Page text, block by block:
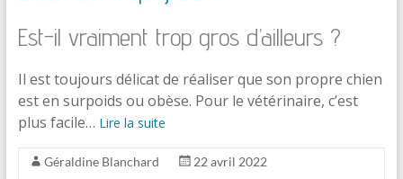
Est-il vraiment trop gros d’ailleurs ?
Il est toujours délicat de réaliser que son propre chien
est en surpoids ou obèse. Pour le vétérinaire, c’est
plus facile… Lire la suite
Géraldine Blanchard
22 avril 2022